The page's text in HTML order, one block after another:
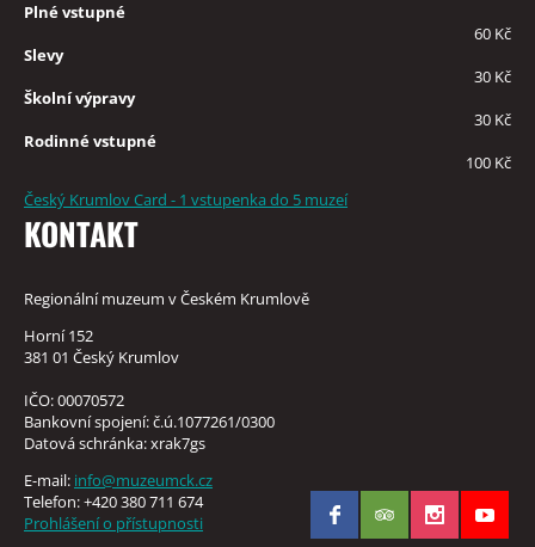
Plné vstupné
60 Kč
Slevy
30 Kč
Školní výpravy
30 Kč
Rodinné vstupné
100 Kč
Český Krumlov Card - 1 vstupenka do 5 muzeí
KONTAKT
Regionální muzeum v Českém Krumlově
Horní 152
381 01 Český Krumlov
IČO: 00070572
Bankovní spojení: č.ú.1077261/0300
Datová schránka: xrak7gs
E-mail: info@muzeumck.cz
Telefon: +420 380 711 674
Prohlášení o přístupnosti